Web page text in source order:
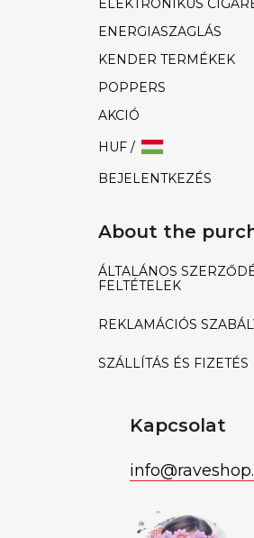
ELEKTRONIKUS
ENERGIASZAGLÁS
KENDER TERMÉKEK
POPPERS
AKCIÓ
HUF /
BEJELENTKEZÉS
About the
ÁLTALÁNOS
FELTÉTELEK
REKLAMÁCIÓS
SZÁLLÍTÁS ÉS FIZETÉS
Kapcsolat
info@